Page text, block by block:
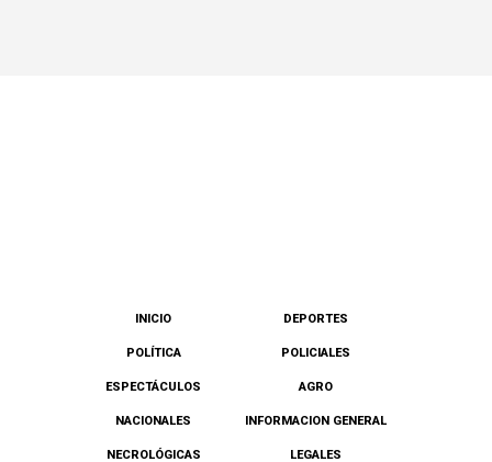
INICIO DEPORTES
POLÍTICA POLICIALES
ESPECTÁCULOS AGRO
NACIONALES INFORMACION GENERAL
NECROLÓGICAS LEGALES